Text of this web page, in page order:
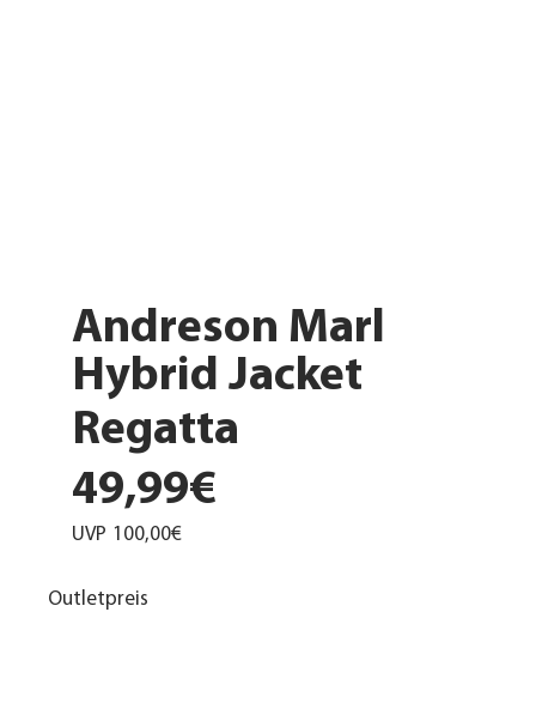
Andreson Marl
Hybrid Jacket
Regatta
49,99€
UVP 100,00€
Outletpreis